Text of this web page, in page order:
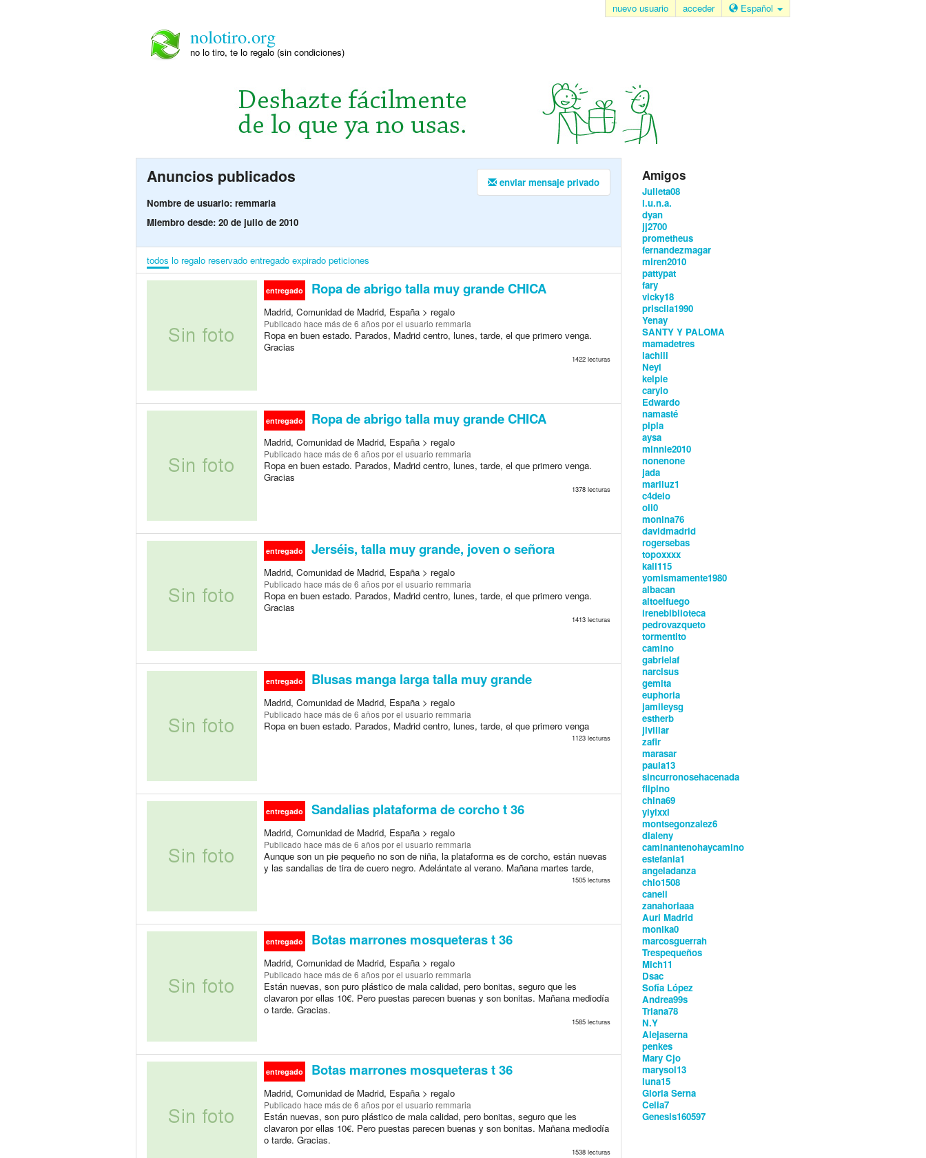
nuevo usuario acceder Español
nolotiro.org
no lo tiro, te lo regalo (sin condiciones)
enviar mensaje privado
Anuncios publicados
Nombre de usuario: remmaria
Miembro desde: 20 de julio de 2010
todos lo regalo reservado entregado expirado peticiones
entregado Ropa de abrigo talla muy grande CHICA
Madrid, Comunidad de Madrid, España > regalo
Publicado hace más de 6 añospor el usuario remmaria
Ropa en buen estado. Parados, Madrid centro, lunes, tarde, el que primero venga.
Gracias
1422 lecturas
entregado Ropa de abrigo talla muy grande CHICA
Madrid, Comunidad de Madrid, España > regalo
Publicado hace más de 6 añospor el usuario remmaria
Ropa en buen estado. Parados, Madrid centro, lunes, tarde, el que primero venga.
Gracias
1378 lecturas
entregado Jerséis, talla muy grande, joven o señora
Madrid, Comunidad de Madrid, España > regalo
Publicado hace más de 6 añospor el usuario remmaria
Ropa en buen estado. Parados, Madrid centro, lunes, tarde, el que primero venga.
Gracias
1413 lecturas
entregado Blusas manga larga talla muy grande
Madrid, Comunidad de Madrid, España > regalo
Publicado hace más de 6 añospor el usuario remmaria
Ropa en buen estado. Parados, Madrid centro, lunes, tarde, el que primero venga
1123 lecturas
entregado Sandalias plataforma de corcho t 36
Madrid, Comunidad de Madrid, España > regalo
Publicado hace más de 6 añospor el usuario remmaria
Aunque son un pie pequeño no son de niña, la plataforma es de corcho, están nuevas
y las sandalias de tira de cuero negro. Adelántate al verano. Mañana martes tarde,
1505 lecturas
entregado Botas marrones mosqueteras t 36
Madrid, Comunidad de Madrid, España > regalo
Publicado hace más de 6 añospor el usuario remmaria
Están nuevas, son puro plástico de mala calidad, pero bonitas, seguro que les
clavaron por ellas 10€. Pero puestas parecen buenas y son bonitas. Mañana mediodía
o tarde. Gracias.
1585 lecturas
entregado Botas marrones mosqueteras t 36
Madrid, Comunidad de Madrid, España > regalo
Publicado hace más de 6 añospor el usuario remmaria
Están nuevas, son puro plástico de mala calidad, pero bonitas, seguro que les
clavaron por ellas 10€. Pero puestas parecen buenas y son bonitas. Mañana mediodía
o tarde. Gracias.
1538 lecturas
Amigos
Julieta08
l.u.n.a.
dyan
jj2700
prometheus
fernandezmagar
miren2010
pattypat
fary
vicky18
priscila1990
Yenay
SANTY Y PALOMA
mamadetres
lachili
Neyi
kelpie
carylo
Edwardo
namasté
pipla
aysa
minnie2010
nonenone
jada
mariluz1
c4delo
oli0
monina76
davidmadrid
rogersebas
topoxxxx
kali115
yomismamente1980
albacan
altoelfuego
irenebiblioteca
pedrovazqueto
tormentito
camino
gabrielaf
narcisus
gemita
euphoria
jamileysg
estherb
jlvillar
zafir
marasar
paula13
sincurronosehacenada
flipino
china69
yiyixxl
montsegonzalez6
dialeny
caminantenohaycamino
estefania1
angeladanza
chio1508
caneli
zanahoriaaa
Auri Madrid
monika0
marcosguerrah
Trespequeños
Mich11
Dsac
Sofía López
Andrea99s
Triana78
N.Y
Alejaserna
penkes
Mary Cjo
marysol13
luna15
Gloria Serna
Celia7
Genesis160597